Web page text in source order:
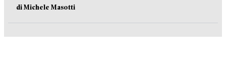
di Michele Masotti